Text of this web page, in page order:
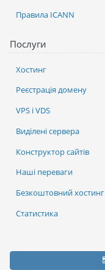
Послуги
Хостинг
Реєстрація домену
VPS і VDS
Виділені сервера
Конструктор сайтів
Наші переваги
Безкоштовний хостинг
Статистика
Правила ICANN